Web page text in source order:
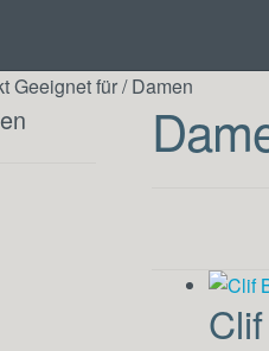
Geeignet für/Damen